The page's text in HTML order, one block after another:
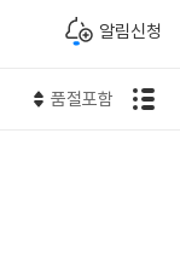
알림신청
품절포함